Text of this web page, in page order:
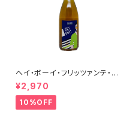
ヘイ・ボーイ・フリッツァンテ・ビ
アンコ 2022 オールド・ボー
イ
¥2,970
10%OFF